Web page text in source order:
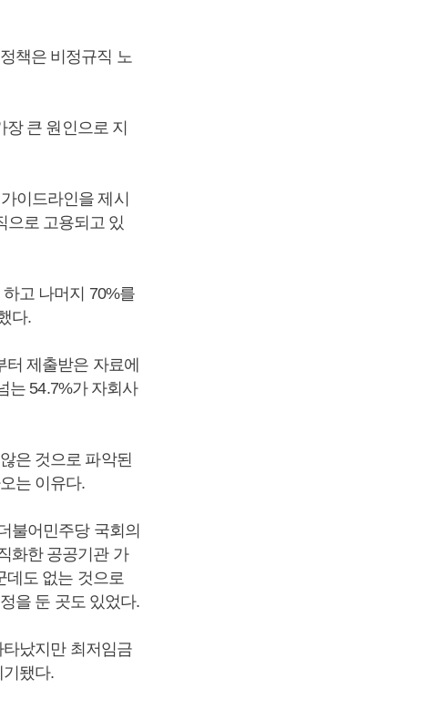
책은 비정규직 노
큰 원인으로 지
이드라인을 제시
으로 고용되고 있
고 나머지 70%를
다.
제출받은 자료에
는 54.7%가 자회사
은 것으로 파악된
는 이유다.
불어민주당 국회의
화한 공공기관 가
데도 없는 것으로
을 둔 곳도 있었다.
났지만 최저임금
됐다.